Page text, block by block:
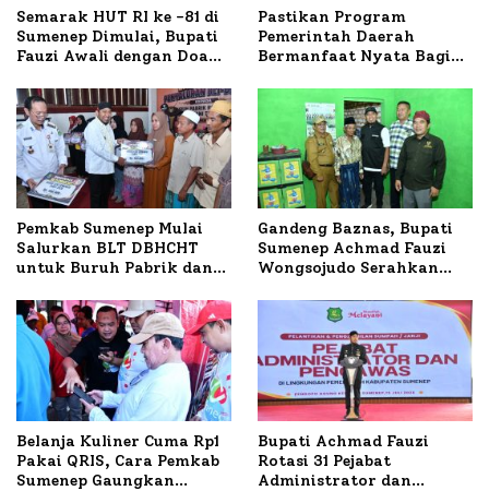
Semarak HUT RI ke -81 di
Sumenep Dimulai, Bupati
Fauzi Awali dengan Doa
Terbakar
Pastikan Program
Pemerintah Daerah
Bermanfaat Nyata Bagi
Sumenep Tinjau Langsung
Budidaya Lele dan Ayam
Petelur di Desa Bataal
Timur
Pemkab Sumenep Mulai
Salurkan BLT DBHCHT
untuk Buruh Pabrik dan
Gandeng Baznas, Bupati
Sumenep Achmad Fauzi
Wongsojudo Serahkan
Dua Kecamatan
Belanja Kuliner Cuma Rp1
Pakai QRIS, Cara Pemkab
Sumenep Gaungkan
Bupati Achmad Fauzi
Rotasi 31 Pejabat
Administrator dan